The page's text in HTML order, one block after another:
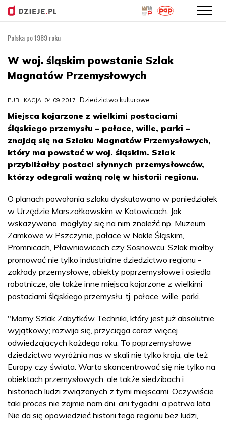
treści
Polska po 1989 roku
W woj. śląskim powstanie Szlak
Magnatów Przemysłowych
PUBLIKACJA: 04.09.2017 Dziedzictwo kulturowe
Miejsca kojarzone z wielkimi postaciami
śląskiego przemysłu – pałace, wille, parki –
znajdą się na Szlaku Magnatów Przemysłowych,
który ma powstać w woj. śląskim. Szlak
przybliżałby postaci słynnych przemysłowców,
którzy odegrali ważną rolę w historii regionu.
O planach powołania szlaku dyskutowano w poniedziałek
w Urzędzie Marszałkowskim w Katowicach. Jak
wskazywano, mogłyby się na nim znaleźć np. Muzeum
Zamkowe w Pszczynie, pałace w Nakle Śląskim,
Promnicach, Pławniowicach czy Sosnowcu. Szlak miałby
promować nie tylko industrialne dziedzictwo regionu -
zakłady przemysłowe, obiekty poprzemysłowe i osiedla
robotnicze, ale także inne miejsca kojarzone z wielkimi
postaciami śląskiego przemysłu, tj. pałace, wille, parki.
"Mamy Szlak Zabytków Techniki, który jest już absolutnie
wyjątkowy; rozwija się, przyciąga coraz więcej
odwiedzających każdego roku. To poprzemysłowe
dziedzictwo wyróżnia nas w skali nie tylko kraju, ale też
Europy czy świata. Warto skoncentrować się nie tylko na
obiektach przemysłowych, ale także siedzibach i
historiach ludzi związanych z tymi miejscami. Oczywiście
taki proces nie zajmie nam dni, ani tygodni, a potrwa lata.
Nie da się opowiedzieć historii tego regionu bez ludzi,